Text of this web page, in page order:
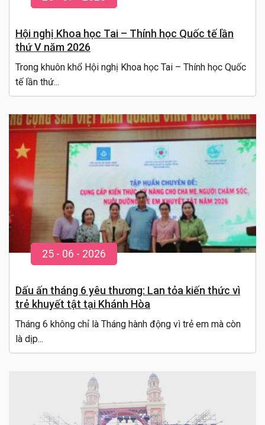
Hội nghị Khoa học Tai – Thính học Quốc tế lần
thứ V năm 2026
Trong khuôn khổ Hội nghị Khoa học Tai – Thính học Quốc
tế lần thứ...
25 - 06 - 2026
Dấu ấn tháng 6 yêu thương: Lan tỏa kiến thức vì
trẻ khuyết tật tại Khánh Hòa
Tháng 6 không chỉ là Tháng hành động vì trẻ em mà còn
là dịp...